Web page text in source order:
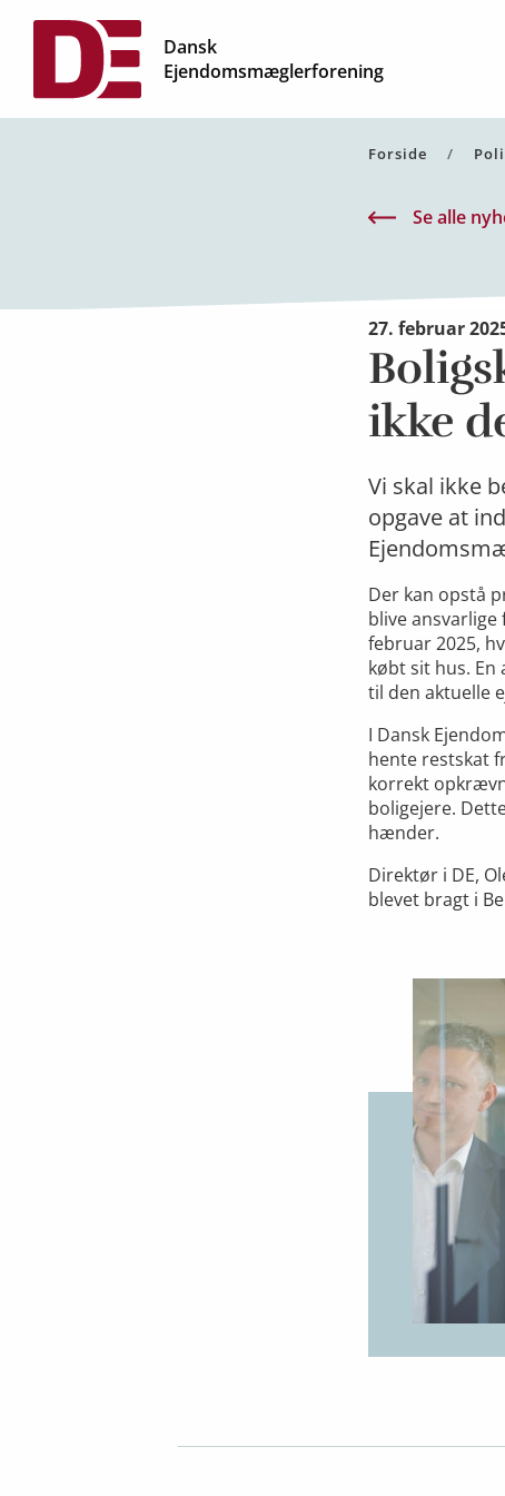
Dansk
Ejendomsmæglerforening
Forside
Se alle
27. februar
ikke
Vi skal ikke
opgave at
Der kan opstå
blive
februar 2025,
købt sit hus.
til den aktuelle
I Dansk
hente restskat
korrekt
boligejere.
hænder.
Direktør i DE,
blevet bragt i